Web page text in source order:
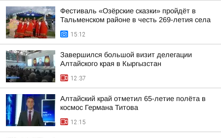
Фестиваль «Озёрские сказки» пройдёт в
Тальменском районе в честь 269-летия села
15:12
Завершился большой визит делегации
Алтайского края в Кыргызстан
12:37
Алтайский край отметил 65-летие полёта в
космос Германа Титова
12:15